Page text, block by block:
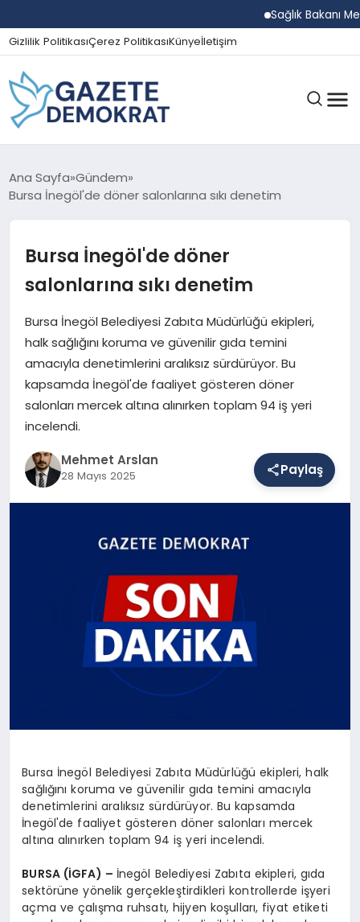
Sağlık Bakanı
Gizlilik PolitikasıÇerez PolitikasıKünyeİletişim
GÜNDEM
SPOR
MAGAZIN
SAĞLIK
EĞITIM
Ana Sayfa Gündem
Bursa İnegöl'de döner salonlarına sıkı denetim
Bursa İnegöl'de döner
salonlarına sıkı denetim
Bursa İnegöl Belediyesi Zabıta Müdürlüğü ekipleri,
halk sağlığını koruma ve güvenilir gıda temini
amacıyla denetimlerini aralıksız sürdürüyor. Bu
kapsamda İnegöl'de faaliyet gösteren döner
salonları mercek altına alınırken toplam 94 iş yeri
incelendi.
Mehmet Arslan
28 Mayıs 2025 Paylaş
Bursa İnegöl Belediyesi Zabıta Müdürlüğü ekipleri, halk
sağlığını koruma ve güvenilir gıda temini amacıyla
denetimlerini aralıksız sürdürüyor. Bu kapsamda
İnegöl'de faaliyet gösteren döner salonları mercek
altına alınırken toplam 94 iş yeri incelendi.
BURSA (İGFA) – İnegöl Belediyesi Zabıta ekipleri, gıda
sektörüne yönelik gerçekleştirdikleri kontrollerde işyeri
açma ve çalışma ruhsatı, hijyen koşulları, fiyat etiketi